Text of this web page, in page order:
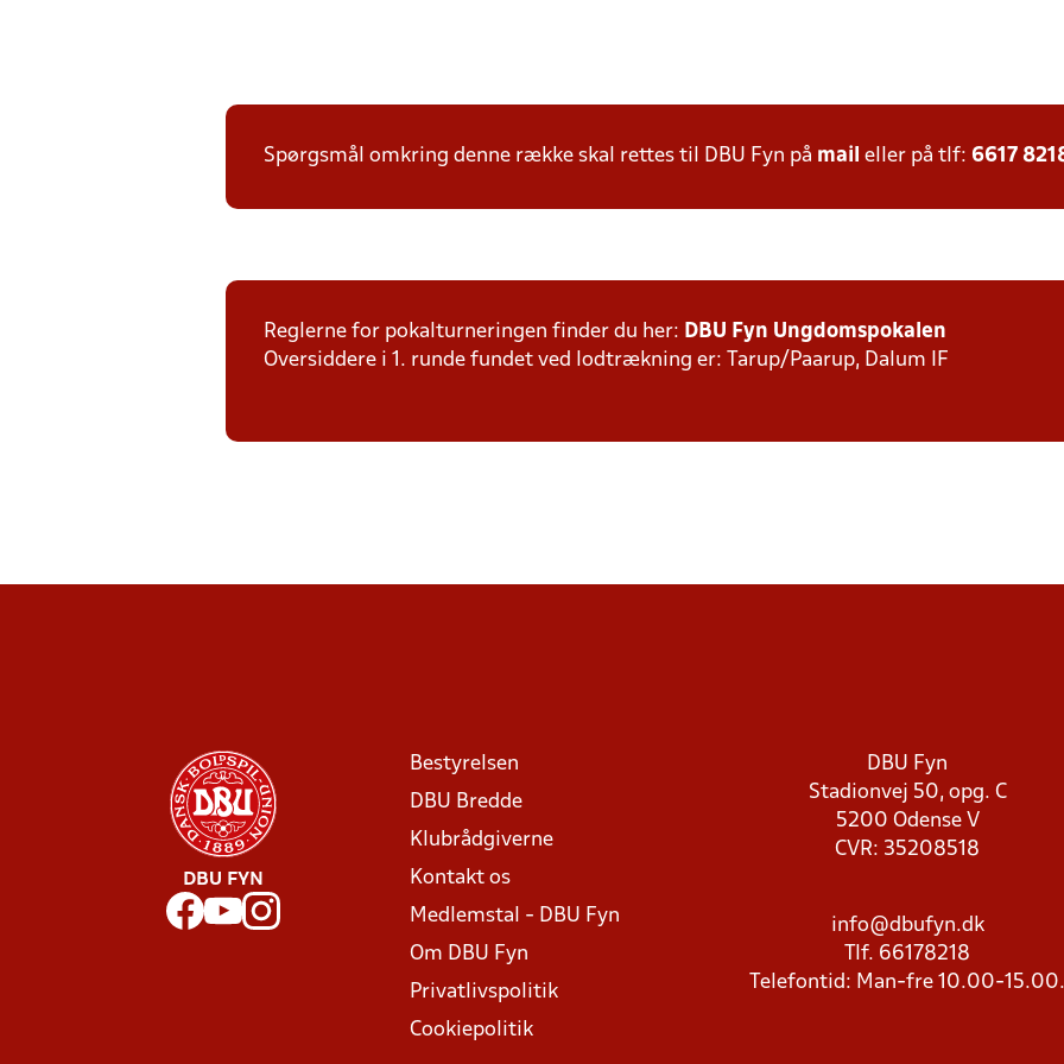
Spørgsmål omkring denne række skal rettes til DBU Fyn på mail eller på tlf: 6617
Reglerne for pokalturneringen finder du her: DBU Fyn Ungdomspokalen
Oversiddere i 1. runde fundet ved lodtrækning er: Tarup/Paarup, Dalum IF
DBU FYN
Bestyrelsen
DBU Bredde
Klubrådgiverne
Kontakt os
Medlemstal - DBU Fyn
Om DBU Fyn
Privatlivspolitik
Cookiepolitik
DBU Fyn
Stadionvej 50, opg. C
5200 Odense V
CVR: 35208518
info@dbufyn.dk
Tlf. 66178218
Telefontid: Man-fre 10.00-15.00.